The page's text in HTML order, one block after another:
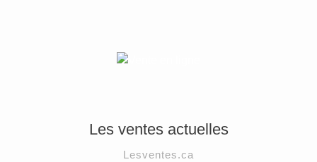
Les ventes actuelles
Lesventes.ca